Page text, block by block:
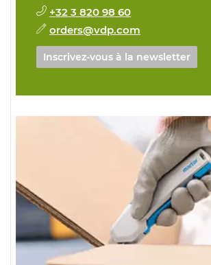
+32 3 820 98 60
orders@vdp.com
Inscrivez-vous à la newsletter